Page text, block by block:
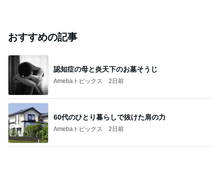
おすすめの記事
認知症の母と炎天下のお墓そうじ
Amebaトピックス 2日前
60代のひとり暮らしで抜けた肩の力
Amebaトピックス 2日前